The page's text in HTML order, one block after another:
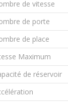
de vitesse
de porte
de place
Maximum
de réservoir